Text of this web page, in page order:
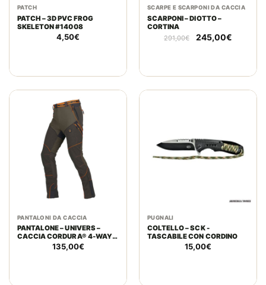
PATCH
PATCH – 3D PVC FROG
SKELETON #14008
4,50€
SCARPE E SCARPONI DA CACCIA
SCARPONI – DIOTTO –
CORTINA
291,00€
Il
prezzo
245,00€
PANTALONI DA CACCIA
PANTALONE – UNIVERS –
CACCIA CORDURA® 4-WAY
STR. VERDE/ARANCIO
135,00€
PUGNALI
COLTELLO – SCK -
TASCABILE CON CORDINO
15,00€